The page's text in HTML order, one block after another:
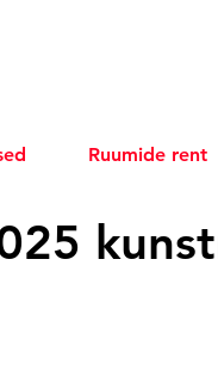
Ruumide rent